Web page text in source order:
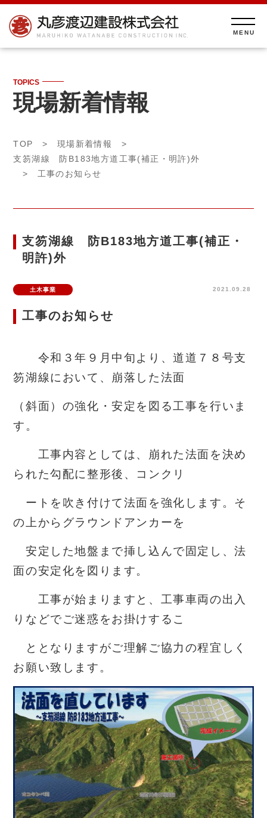
TOPICS
現場新着情報
TOP > 現場新着情報
>
支笏湖線 防B183地方道工事(補正・明許)外
> 工事のお知らせ
支笏湖線 防B183地方道工事(補正・
明許)外
土木事業 2021.09.28
工事のお知らせ
令和３年９月中旬より、道道７８号支
笏湖線において、崩落した法面
（斜面）の強化・安定を図る工事を行いま
す。
工事内容としては、崩れた法面を決め
られた勾配に整形後、コンクリ
ートを 吹き付けて法面を強化します。そ
の上からグラウンドアンカーを
安定した地盤まで挿し込んで固定し、法
面の安定化を図ります。
工事が始まりますと、工事車両の出入
りなどでご迷惑をお掛けするこ
ととなりますがご理解ご協力の程宜しく
お願い致します。